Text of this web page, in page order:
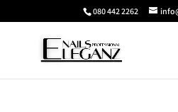
080 442 2262